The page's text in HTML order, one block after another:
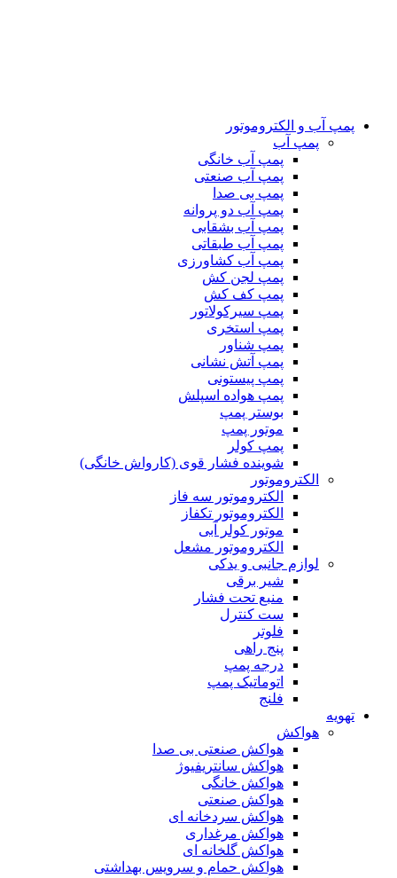
پمپ آب و الکتروموتور
پمپ آب
پمپ آب خانگی
پمپ آب صنعتی
پمپ بی صدا
پمپ آب دو پروانه
پمپ آب بشقابی
پمپ آب طبقاتی
پمپ آب کشاورزی
پمپ لجن کش
پمپ کف کش
پمپ سیرکولاتور
پمپ استخری
پمپ شناور
پمپ آتش نشانی
پمپ پیستونی
پمپ هواده اسپلش
بوستر پمپ
موتور پمپ
پمپ کولر
شوینده فشار قوی (کارواش خانگی)
الکتروموتور
الکتروموتور سه فاز
الکتروموتور تکفاز
موتور کولر آبی
الکتروموتور مشعل
لوازم جانبی و یدکی
شیر برقی
منبع تحت فشار
ست کنترل
فلوتر
پنج راهی
درجه پمپ
اتوماتیک پمپ
فلنج
تهویه
هواکش
هواکش صنعتی بی صدا
هواکش سانتریفیوژ
هواکش خانگی
هواکش صنعتی
هواکش سردخانه ای
هواکش مرغداری
هواکش گلخانه ای
هواکش حمام و سرویس بهداشتی